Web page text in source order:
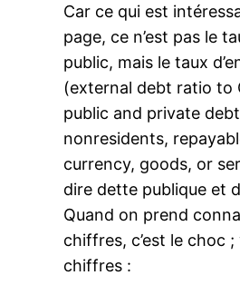
Car ce qui est
page, ce n’est pas le
public, mais le taux
(external debt ratio to
public and private
nonresidents,
currency, goods, or
dire dette publique et
Quand on prend
chiffres, c’est le choc
chiffres :